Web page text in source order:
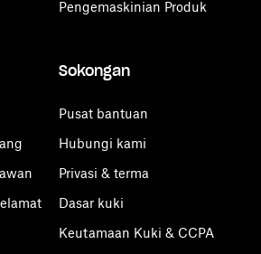
Pengemaskinian Produk
Sokongan
Pusat bantuan
Hubungi kami
Privasi & terma
Dasar kuki
Keutamaan Kuki & CCPA